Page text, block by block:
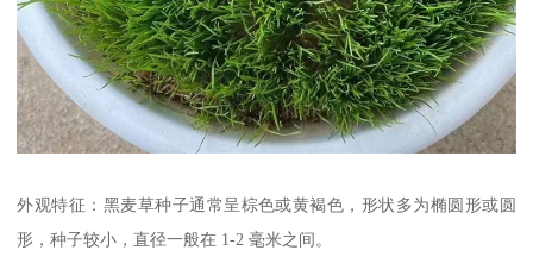
外观特征：黑麦草种子通常呈棕色或黄褐色，形状多为椭圆形或圆
形，种子较小，直径一般在 1-2 毫米之间。